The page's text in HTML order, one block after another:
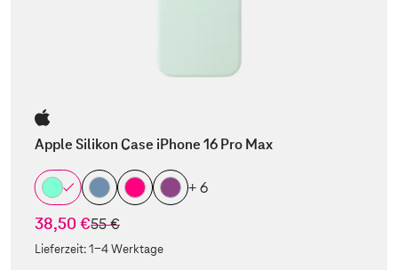
Apple Silikon Case iPhone 16 Pro Max
+ 6
38,50 €statt
55 €
Lieferzeit:1-4 Werktage